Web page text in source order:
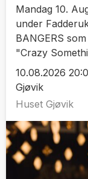
Mandag 10.
under
BANGERS
"Crazy
10.08.2026
Gjøvik
Huset Gjøvik